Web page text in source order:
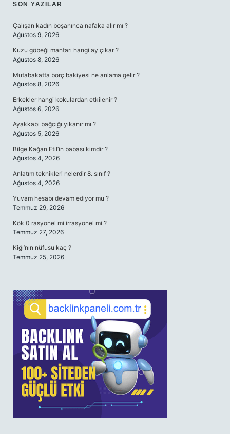
SIDEBAR
SON YAZILAR
Çalışan kadın boşanınca nafaka alır mı ?
Ağustos 9, 2026
Kuzu göbeği mantarı hangi ay çıkar ?
Ağustos 8, 2026
Mutabakatta borç bakiyesi ne anlama gelir ?
Ağustos 8, 2026
Erkekler hangi kokulardan etkilenir ?
Ağustos 6, 2026
Ayakkabı bağcığı yıkanır mı ?
Ağustos 5, 2026
Bilge Kağan Etil’in babası kimdir ?
Ağustos 4, 2026
Anlatım teknikleri nelerdir 8. sınıf ?
Ağustos 4, 2026
Yuvam hesabı devam ediyor mu ?
Temmuz 29, 2026
Kök 0 rasyonel mi irrasyonel mi ?
Temmuz 27, 2026
Kiğı’nın nüfusu kaç ?
Temmuz 25, 2026